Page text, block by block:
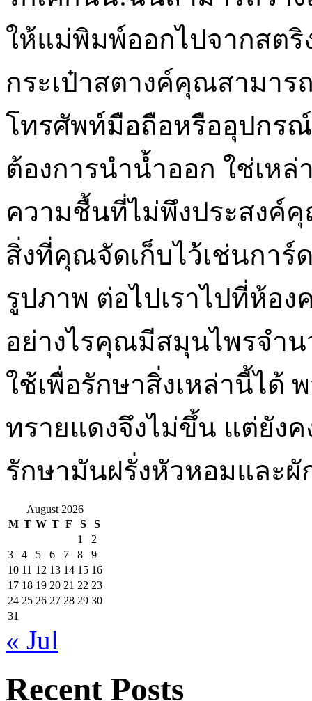
ให้แม่พิมพ์ออกไปจากสตริ
กระเป๋าสตางค์คุณสามา
โทรศัพท์มือถือหรืออุปกร
ต้องการนำน้ำออก ใช่เห
ความชื้นที่ไม่พึงประสงค์คุ
สิ่งที่คุณจัดเก็บไว้เช่นการ์
รูปภาพ ต่อไปเราไปที่ห้อ
อย่างไรคุณมีสมุนไพรจำ
ใช้เพื่อรักษาสิ่งเหล่านี้ได้
ทรายแดงจึงไม่ขึ้น แต่ยังค
รักษามันฝรั่งหัวหอมและ
August 2026
M T W T F S
S
1
2
3
4 5 6 7 8
9
10 11 12 13 14 15 16
17 18 19 20 21 22 23
24 25 26 27 28 29 30
31
« Jul
Recent Posts